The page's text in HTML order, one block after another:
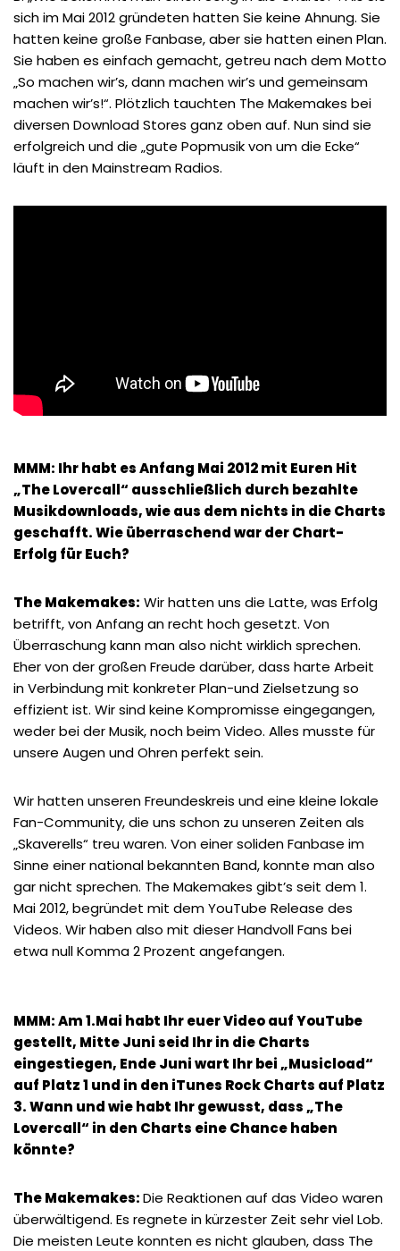
sich im Mai 2012 gründeten hatten Sie keine Ahnung. Sie
hatten keine große Fanbase, aber sie hatten einen Plan.
Sie haben es einfach gemacht, getreu nach dem Motto
„So machen wir’s, dann machen wir’s und gemeinsam
machen wir’s!“. Plötzlich tauchten The Makemakes bei
diversen Download Stores ganz oben auf. Nun sind sie
erfolgreich und die „gute Popmusik von um die Ecke“
läuft in den Mainstream Radios.
MMM: Ihr habt es Anfang Mai 2012 mit Euren Hit
„The Lovercall“ ausschließlich durch bezahlte
Musikdownloads, wie aus dem nichts in die Charts
geschafft. Wie überraschend war der Chart-
Erfolg für Euch?
The Makemakes: Wir hatten uns die Latte, was Erfolg
betrifft, von Anfang an recht hoch gesetzt. Von
Überraschung kann man also nicht wirklich sprechen.
Eher von der großen Freude darüber, dass harte Arbeit
in Verbindung mit konkreter Plan-und Zielsetzung so
effizient ist. Wir sind keine Kompromisse eingegangen,
weder bei der Musik, noch beim Video. Alles musste für
unsere Augen und Ohren perfekt sein.
Wir hatten unseren Freundeskreis und eine kleine lokale
Fan-Community, die uns schon zu unseren Zeiten als
„Skaverells“ treu waren. Von einer soliden Fanbase im
Sinne einer national bekannten Band, konnte man also
gar nicht sprechen. The Makemakes gibt’s seit dem 1.
Mai 2012, begründet mit dem YouTube Release des
Videos. Wir haben also mit dieser Handvoll Fans bei
etwa null Komma 2 Prozent angefangen.
MMM: Am 1.Mai habt Ihr euer Video auf YouTube
gestellt, Mitte Juni seid Ihr in die Charts
eingestiegen, Ende Juni wart Ihr bei „Musicload“
auf Platz 1 und in den iTunes Rock Charts auf Platz
3. Wann und wie habt Ihr gewusst, dass „The
Lovercall“ in den Charts eine Chance haben
könnte?
The Makemakes:Die Reaktionen auf das Video waren
überwältigend. Es regnete in kürzester Zeit sehr viel Lob.
Die meisten Leute konnten es nicht glauben, dass The